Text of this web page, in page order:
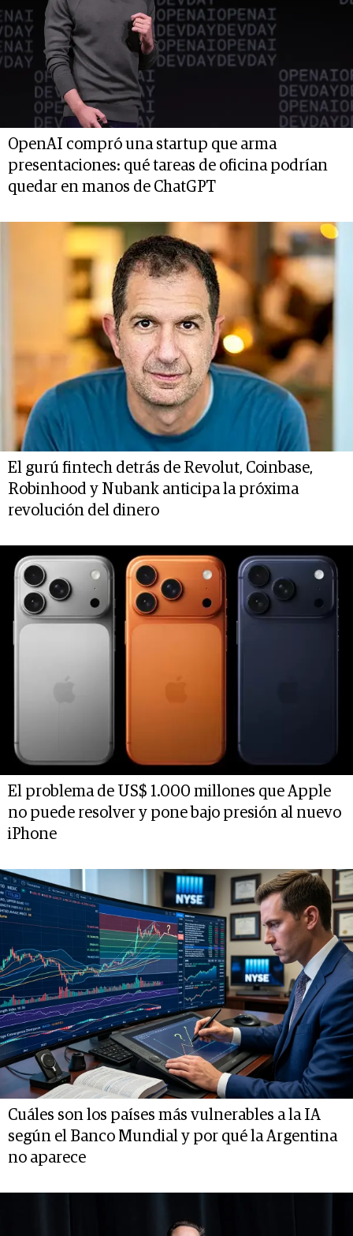
OpenAI compró una startup que arma
presentaciones: qué tareas de oficina podrían
quedar en manos de ChatGPT
El gurú fintech detrás de Revolut, Coinbase,
Robinhood y Nubank anticipa la próxima
revolución del dinero
El problema de US$ 1.000 millones que Apple
no puede resolver y pone bajo presión al nuevo
iPhone
Cuáles son los países más vulnerables a la IA
según el Banco Mundial y por qué la Argentina
no aparece